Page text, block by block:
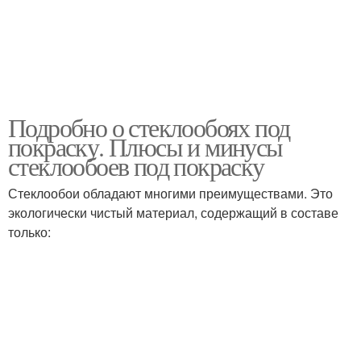
Подробно о стеклообоях под
покраску. Плюсы и минусы
стеклообоев под покраску
Стеклообои обладают многими преимуществами. Это
экологически чистый материал, содержащий в составе
только: